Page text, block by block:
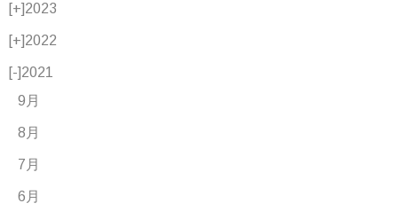
[+]2023
[+]2022
[-]2021
9月
8月
7月
6月